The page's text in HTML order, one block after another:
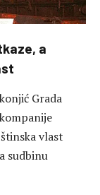
a
Grada
vlast
sudbinu